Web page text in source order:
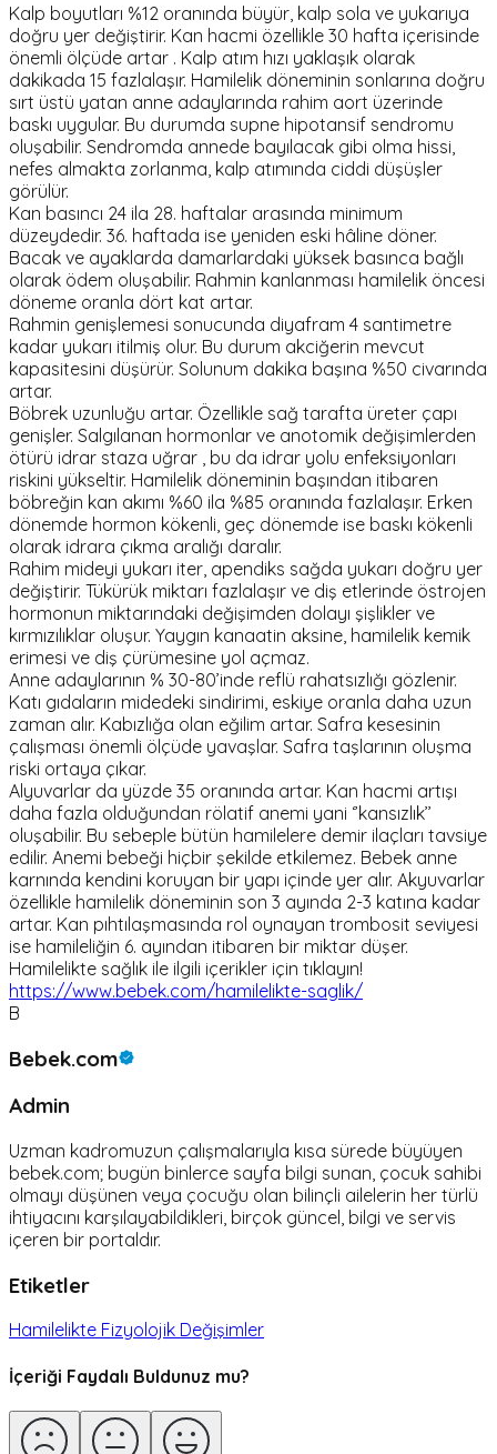
Kalp boyutları %12 oranında büyür, kalp sola ve yukarıya
doğru yer değiştirir. Kan hacmi özellikle 30 hafta içerisinde
önemli ölçüde artar . Kalp atım hızı yaklaşık olarak
dakikada 15 fazlalaşır. Hamilelik döneminin sonlarına doğru
sırt üstü yatan anne adaylarında rahim aort üzerinde
baskı uygular. Bu durumda supne hipotansif sendromu
oluşabilir. Sendromda annede bayılacak gibi olma hissi,
nefes almakta zorlanma, kalp atımında ciddi düşüşler
görülür.
Kan basıncı 24 ila 28. haftalar arasında minimum
düzeydedir. 36. haftada ise yeniden eski hâline döner.
Bacak ve ayaklarda damarlardaki yüksek basınca bağlı
olarak ödem oluşabilir. Rahmin kanlanması hamilelik öncesi
döneme oranla dört kat artar.
Rahmin genişlemesi sonucunda diyafram 4 santimetre
kadar yukarı itilmiş olur. Bu durum akciğerin mevcut
kapasitesini düşürür. Solunum dakika başına %50 civarında
artar.
Böbrek uzunluğu artar. Özellikle sağ tarafta üreter çapı
genişler. Salgılanan hormonlar ve anotomik değişimlerden
ötürü idrar staza uğrar , bu da idrar yolu enfeksiyonları
riskini yükseltir. Hamilelik döneminin başından itibaren
böbreğin kan akımı %60 ila %85 oranında fazlalaşır. Erken
dönemde hormon kökenli, geç dönemde ise baskı kökenli
olarak idrara çıkma aralığı daralır.
Rahim mideyi yukarı iter, apendiks sağda yukarı doğru yer
değiştirir. Tükürük miktarı fazlalaşır ve diş etlerinde östrojen
hormonun miktarındaki değişimden dolayı şişlikler ve
kırmızılıklar oluşur. Yaygın kanaatin aksine, hamilelik kemik
erimesi ve diş çürümesine yol açmaz.
Anne adaylarının % 30-80’inde reflü rahatsızlığı gözlenir.
Katı gıdaların midedeki sindirimi, eskiye oranla daha uzun
zaman alır. Kabızlığa olan eğilim artar. Safra kesesinin
çalışması önemli ölçüde yavaşlar. Safra taşlarının oluşma
riski ortaya çıkar.
Alyuvarlar da yüzde 35 oranında artar. Kan hacmi artışı
daha fazla olduğundan rölatif anemi yani ‘’kansızlık’’
oluşabilir. Bu sebeple bütün hamilelere demir ilaçları tavsiye
edilir. Anemi bebeği hiçbir şekilde etkilemez. Bebek anne
karnında kendini koruyan bir yapı içinde yer alır. Akyuvarlar
özellikle hamilelik döneminin son 3 ayında 2-3 katına kadar
artar. Kan pıhtılaşmasında rol oynayan trombosit seviyesi
ise hamileliğin 6. ayından itibaren bir miktar düşer.
Hamilelikte sağlık ile ilgili içerikler için tıklayın!
https://www.bebek.com/hamilelikte-saglik/
B
Bebek.com
Admin
Uzman kadromuzun çalışmalarıyla kısa sürede büyüyen
bebek.com; bugün binlerce sayfa bilgi sunan, çocuk sahibi
olmayı düşünen veya çocuğu olan bilinçli ailelerin her türlü
ihtiyacını karşılayabildikleri, birçok güncel, bilgi ve servis
içeren bir portaldır.
Etiketler
Hamilelikte Fizyolojik Değişimler
İçeriği Faydalı Buldunuz mu?